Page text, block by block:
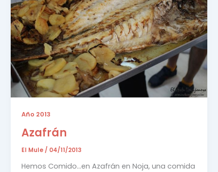
Año 2013
Azafrán
El Mule / 04/11/2013
Hemos Comido…en Azafrán en Noja, una comida